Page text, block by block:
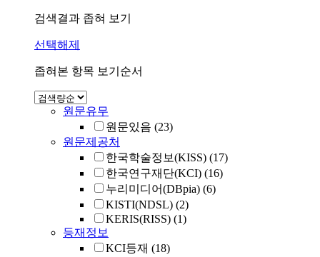
검색결과 좁혀 보기
선택해제
좁혀본 항목 보기순서
원문유무
원문있음 (23)
원문제공처
한국학술정보(KISS) (17)
한국연구재단(KCI) (16)
누리미디어(DBpia) (6)
KISTI(NDSL) (2)
KERIS(RISS) (1)
등재정보
KCI등재 (18)